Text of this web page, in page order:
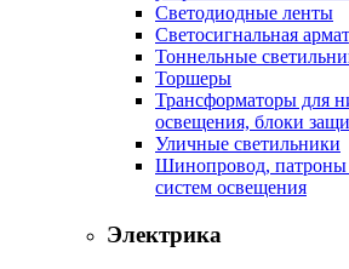
Светодиодные ленты
Светосигнальная
Тоннельные
Торшеры
Трансформаторы для
освещения, блоки
Уличные светильники
Шинопровод, патроны
систем освещения
Электрика